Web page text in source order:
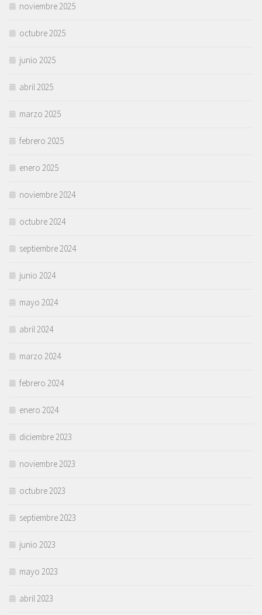
noviembre 2025
octubre 2025
junio 2025
abril 2025
marzo 2025
febrero 2025
enero 2025
noviembre 2024
octubre 2024
septiembre 2024
junio 2024
mayo 2024
abril 2024
marzo 2024
febrero 2024
enero 2024
diciembre 2023
noviembre 2023
octubre 2023
septiembre 2023
junio 2023
mayo 2023
abril 2023